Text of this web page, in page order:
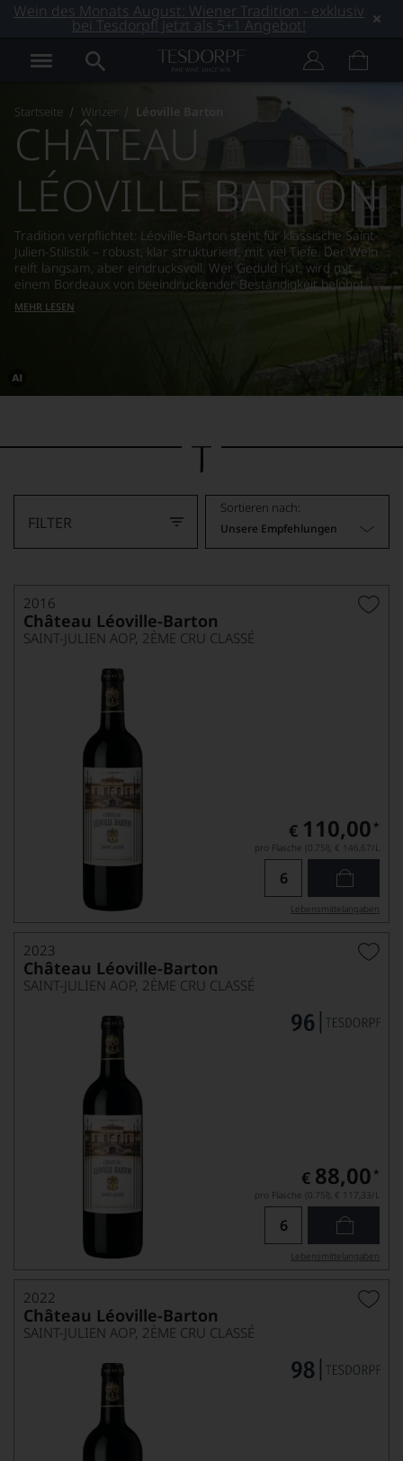
Wein des Monats August: Wiener Tradition - exklusiv
bei Tesdorpf! Jetzt als 5+1 Angebot!
Startseite Winzer Léoville Barton
Dieses
von
CHÂTEAU
LÉOVILLE BARTON
Tradition verpflichtet: Léoville-Barton steht für klassische Saint-
Julien-Stilistik – robust, klar strukturiert, mit viel Tiefe. Der Wein
reift langsam, aber eindrucksvoll. Wer Geduld hat, wird mit
einem Bordeaux von beeindruckender Beständigkeit belohnt.
MEHR LESEN
FILTER
Sortieren nach:
Unsere Empfehlungen
2016
Château Léoville-Barton
SAINT-JULIEN AOP, 2ÈME CRU CLASSÉ
€ 110,00 *
pro Flasche (0.75l), € 146,67/L
Lebensmittel­angaben
2023
Château Léoville-Barton
SAINT-JULIEN AOP, 2ÈME CRU CLASSÉ
€ 88,00 *
pro Flasche (0.75l), € 117,33/L
Lebensmittel­angaben
2022
Château Léoville-Barton
SAINT-JULIEN AOP, 2ÈME CRU CLASSÉ